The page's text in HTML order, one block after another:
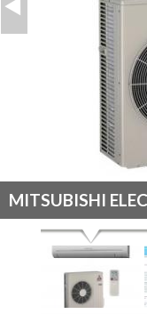
MITSUBISHI